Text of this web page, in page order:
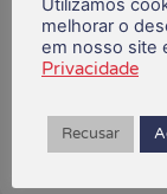
Está
Compartilhe!
melhorar o
em nosso site
Privacidade
Recusar